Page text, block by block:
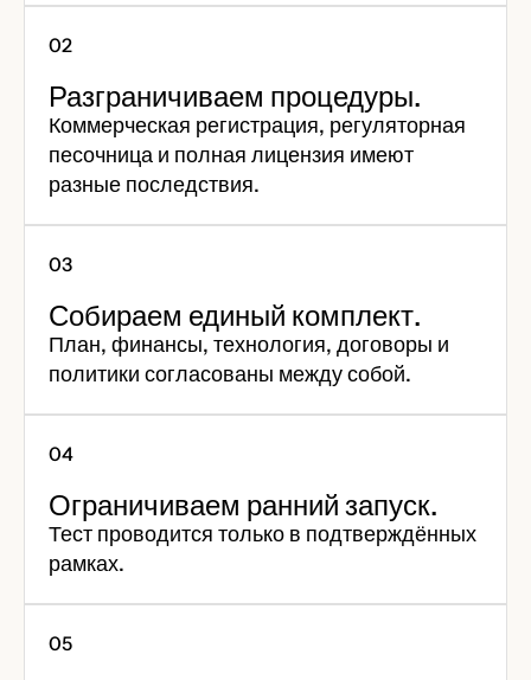
Разграничиваем процедуры.
Коммерческая регистрация, регуляторная
песочница и полная лицензия имеют
разные последствия.
Собираем единый комплект.
План, финансы, технология, договоры и
политики согласованы между собой.
Ограничиваем ранний запуск.
Тест проводится только в подтверждённых
рамках.